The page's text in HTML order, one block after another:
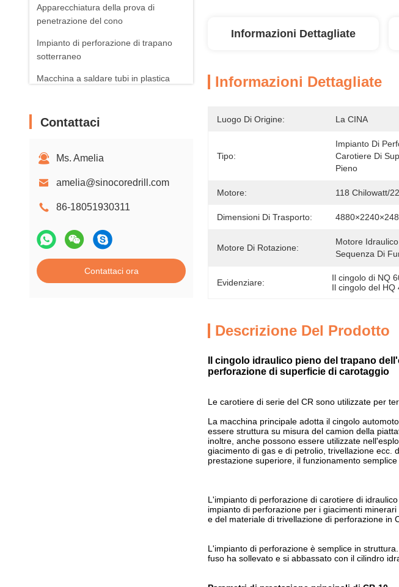
Apparecchiatura della prova di
penetrazione del cono
Impianto di perforazione di trapano
sotterraneo
Macchina a saldare tubi in plastica
Aeratori rotatori
Contattaci
Ms. Amelia
amelia@sinocoredrill.com
86-18051930311
Contattaci ora
Informazioni Dettagliate
Informazioni Dettagliate
Luogo Di Origine: La CINA
Tipo:
Impianto Di
Carotiere Di
Pieno
Motore: 118 Chilowatt/
Dimensioni Di Trasporto:
Motore Di Rotazione:
Motore
Sequenza Di
Evidenziare: Il cingolo di NQ
Il cingolo del
Descrizione Del Prodotto
Il cingolo idraulico pieno del trapano
perforazione di superficie di carotaggio
Le carotiere di serie del CR sono utilizzate per
La macchina principale adotta il cingolo
essere struttura su misura del camion della
inoltre, anche possono essere utilizzate
giacimento di gas e di petrolio, trivellazione ecc.
prestazione superiore, il funzionamento
L'impianto di perforazione di carotiere di
impianto di perforazione per i giacimenti
e del materiale di trivellazione di perforazione in
L'impianto di perforazione è semplice in
fuso ha sollevato e si abbassato con il cilindro